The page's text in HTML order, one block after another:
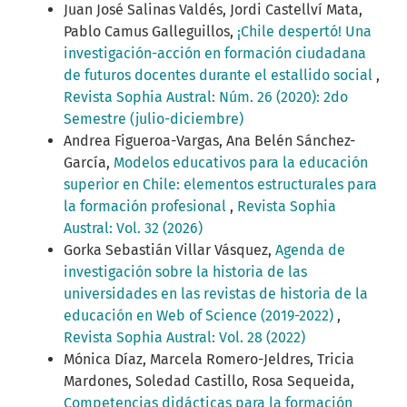
Juan José Salinas Valdés, Jordi Castellví Mata,
Pablo Camus Galleguillos, ¡Chile despertó! Una
investigación-acción en formación ciudadana
de futuros docentes durante el estallido social ,
Revista Sophia Austral: Núm. 26 (2020): 2do
Semestre (julio-diciembre)
Andrea Figueroa-Vargas, Ana Belén Sánchez-
García, Modelos educativos para la educación
superior en Chile: elementos estructurales para
la formación profesional , Revista Sophia
Austral: Vol. 32 (2026)
Gorka Sebastián Villar Vásquez, Agenda de
investigación sobre la historia de las
universidades en las revistas de historia de la
educación en Web of Science (2019-2022) ,
Revista Sophia Austral: Vol. 28 (2022)
Mónica Díaz, Marcela Romero-Jeldres, Tricia
Mardones, Soledad Castillo, Rosa Sequeida,
Competencias didácticas para la formación